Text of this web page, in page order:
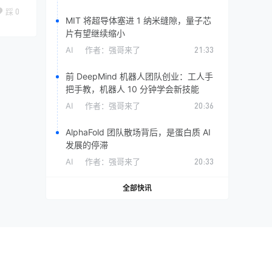
踩 0
MIT 将超导体塞进 1 纳米缝隙，量子芯
片有望继续缩小
AI 作者： 强哥来了 21:33
前 DeepMind 机器人团队创业：工人手
把手教，机器人 10 分钟学会新技能
AI 作者： 强哥来了 20:36
AlphaFold 团队散场背后，是蛋白质 AI
发展的停滞
AI 作者： 强哥来了 20:33
全部快讯